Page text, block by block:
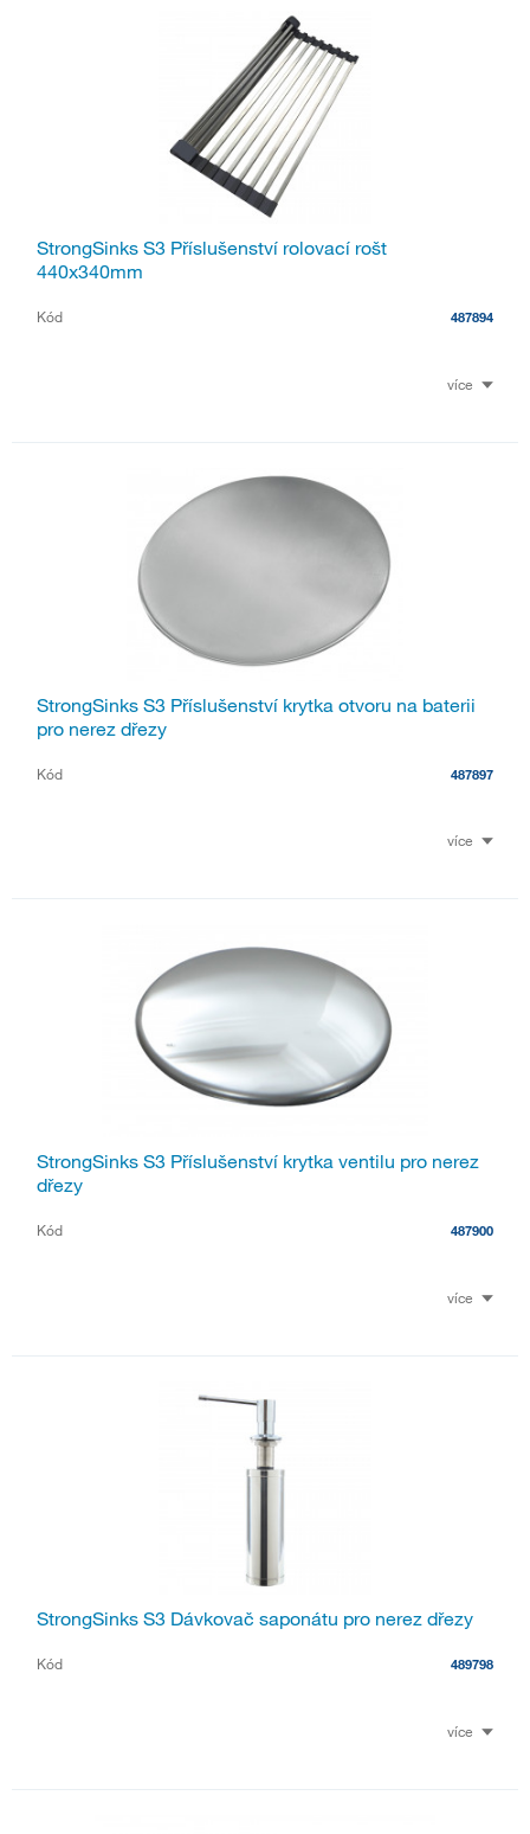
StrongSinks S3 Příslušenství rolovací rošt
440x340mm
Kód 487894
více
StrongSinks S3 Příslušenství krytka otvoru na baterii
pro nerez dřezy
Kód 487897
více
StrongSinks S3 Příslušenství krytka ventilu pro nerez
dřezy
Kód 487900
více
StrongSinks S3 Dávkovač saponátu pro nerez dřezy
Kód 489798
více